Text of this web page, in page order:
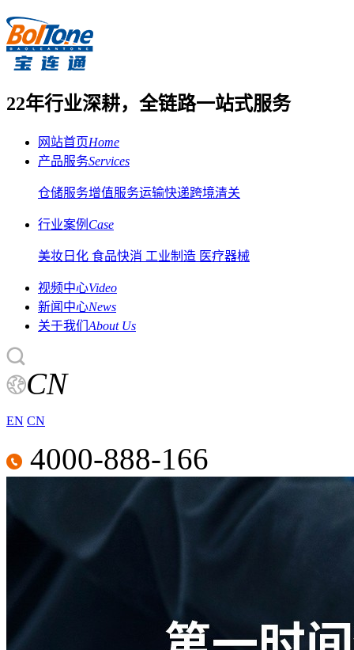
22年行业深耕，全链路一站式服务
网站首页Home
产品服务Services
仓储服务增值服务运输快递跨境清关
行业案例 Case
美妆日化 食品快消 工业制造 医疗器械
视频中心Video
新闻中心News
关于我们 About Us
CN
EN CN
4000-888-166